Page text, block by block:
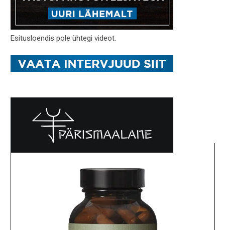
Esitusloendis pole ühtegi videot.